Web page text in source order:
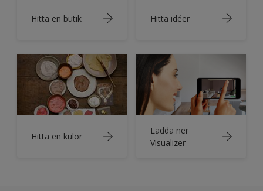
Hitta en butik Hitta idéer
Hitta en kulör
Ladda ner
Visualizer